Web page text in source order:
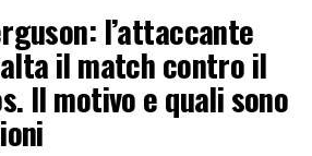
l’attaccante
il match contro il
Il motivo e quali sono